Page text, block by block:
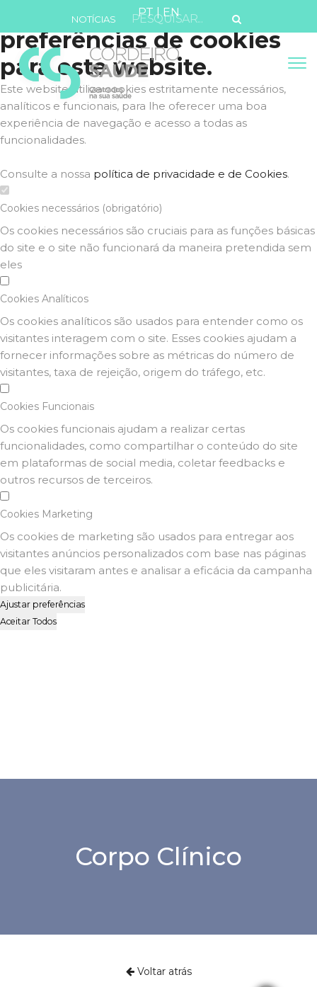
Defina as suas
preferências de cookies
para este website.
Este website utiliza cookies estritamente necessários,
analíticos e funcionais, para lhe oferecer uma boa
experiência de navegação e acesso a todas as
funcionalidades.
Consulte a nossa política de privacidade e de Cookies.
Cookies necessários (obrigatório)
Os cookies necessários são cruciais para as funções básicas
do site e o site não funcionará da maneira pretendida sem
eles
Cookies Analíticos
Os cookies analíticos são usados para entender como os
visitantes interagem com o site. Esses cookies ajudam a
fornecer informações sobre as métricas do número de
visitantes, taxa de rejeição, origem do tráfego, etc.
Cookies Funcionais
Os cookies funcionais ajudam a realizar certas
funcionalidades, como compartilhar o conteúdo do site
em plataformas de social media, coletar feedbacks e
outros recursos de terceiros.
Cookies Marketing
Os cookies de marketing são usados para entregar aos
visitantes anúncios personalizados com base nas páginas
que eles visitaram antes e analisar a eficácia da campanha
publicitária.
Ajustar preferências
Aceitar Todos
PT| EN
NOTÍCIAS
Corpo Clínico
Voltar atrás